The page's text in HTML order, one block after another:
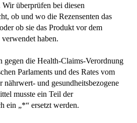
überprüfen bei diesen
ob und wo die Rezensenten das
ob sie das Produkt vor dem
haben.
gegen die Health-Claims-Verordnung
Parlaments und des Rates vom
nährwert- und gesundheitsbezogene
musste ein Teil der
ein „*“ ersetzt werden.